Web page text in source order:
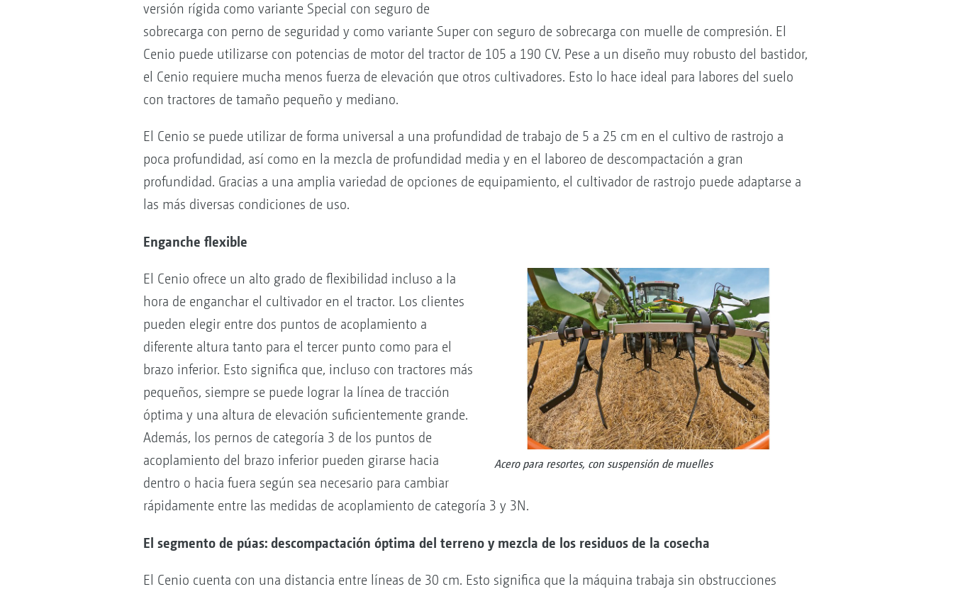
versión rígida como variante Special con seguro de
sobrecarga con perno de seguridad y como variante Super con seguro de sobrecarga con muelle de compresión. El
Cenio puede utilizarse con potencias de motor del tractor de 105 a 190 CV. Pese a un diseño muy robusto del bastidor,
el Cenio requiere mucha menos fuerza de elevación que otros cultivadores. Esto lo hace ideal para labores del suelo
con tractores de tamaño pequeño y mediano.
El Cenio se puede utilizar de forma universal a una profundidad de trabajo de 5 a 25 cm en el cultivo de rastrojo a
poca profundidad, así como en la mezcla de profundidad media y en el laboreo de descompactación a gran
profundidad. Gracias a una amplia variedad de opciones de equipamiento, el cultivador de rastrojo puede adaptarse a
las más diversas condiciones de uso.
Enganche flexible
Acero para resortes, con suspensión de muelles
El Cenio ofrece un alto grado de flexibilidad incluso a la
hora de enganchar el cultivador en el tractor. Los clientes
pueden elegir entre dos puntos de acoplamiento a
diferente altura tanto para el tercer punto como para el
brazo inferior. Esto significa que, incluso con tractores más
pequeños, siempre se puede lograr la línea de tracción
óptima y una altura de elevación suficientemente grande.
Además, los pernos de categoría 3 de los puntos de
acoplamiento del brazo inferior pueden girarse hacia
dentro o hacia fuera según sea necesario para cambiar
rápidamente entre las medidas de acoplamiento de categoría 3 y 3N.
El segmento de púas: descompactación óptima del terreno y mezcla de los residuos de la cosecha
El Cenio cuenta con una distancia entre líneas de 30 cm. Esto significa que la máquina trabaja sin obstrucciones